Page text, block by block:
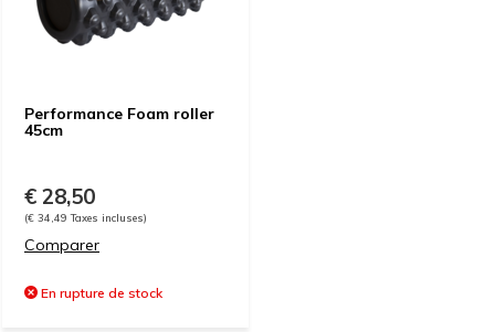
Performance Foam roller
45cm
€ 28,50
(€ 34,49 Taxes incluses)
Comparer
En rupture de stock